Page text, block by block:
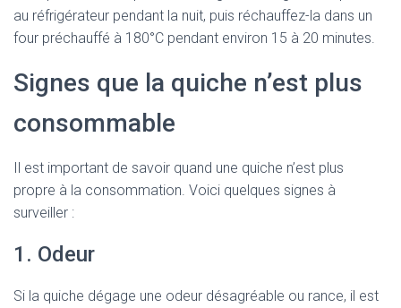
au réfrigérateur pendant la nuit, puis réchauffez-la dans un
four préchauffé à 180°C pendant environ 15 à 20 minutes.
Signes que la quiche n’est plus
consommable
Il est important de savoir quand une quiche n’est plus
propre à la consommation. Voici quelques signes à
surveiller :
1. Odeur
Si la quiche dégage une odeur désagréable ou rance, il est